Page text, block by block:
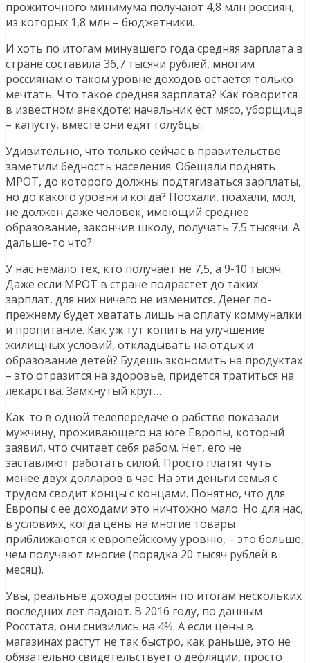
прожиточного минимума получают 4,8 млн россиян,
из которых 1,8 млн – бюджетники.
И хоть по итогам минувшего года средняя зарплата в
стране составила 36,7 тысячи рублей, многим
россиянам о таком уровне доходов остается только
мечтать. Что такое средняя зарплата? Как говорится
в известном анекдоте: начальник ест мясо, уборщица
– капусту, вместе они едят голубцы.
Удивительно, что только сейчас в правительстве
заметили бедность населения. Обещали поднять
МРОТ, до которого должны подтягиваться зарплаты,
но до какого уровня и когда? Поохали, поахали, мол,
не должен даже человек, имеющий среднее
образование, закончив школу, получать 7,5 тысячи. А
дальше-то что?
У нас немало тех, кто получает не 7,5, а 9-10 тысяч.
Даже если МРОТ в стране подрастет до таких
зарплат, для них ничего не изменится. Денег по-
прежнему будет хватать лишь на оплату коммуналки
и пропитание. Как уж тут копить на улучшение
жилищных условий, откладывать на отдых и
образование детей? Будешь экономить на продуктах
– это отразится на здоровье, придется тратиться на
лекарства. Замкнутый круг…
Как-то в одной телепередаче о рабстве показали
мужчину, проживающего на юге Европы, который
заявил, что считает себя рабом. Нет, его не
заставляют работать силой. Просто платят чуть
менее двух долларов в час. На эти деньги семья с
трудом сводит концы с концами. Понятно, что для
Европы с ее доходами это ничтожно мало. Но для нас,
в условиях, когда цены на многие товары
приближаются к европейскому уровню, – это больше,
чем получают многие (порядка 20 тысяч рублей в
месяц).
Увы, реальные доходы россиян по итогам нескольких
последних лет падают. В 2016 году, по данным
Росстата, они снизились на 4%. А если цены в
магазинах растут не так быстро, как раньше, это не
обязательно свидетельствует о дефляции, просто